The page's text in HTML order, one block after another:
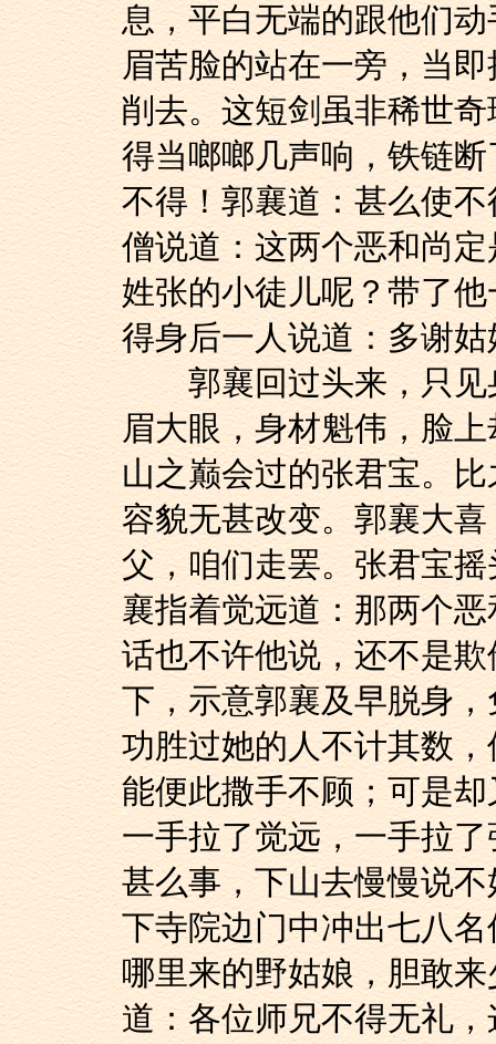
息，平白无端的跟他们
眉苦脸的站在一旁，当
削去。这短剑虽非稀世
得当啷啷几声响，铁链
不得！郭襄道：甚么使
僧说道：这两个恶和尚
姓张的小徒儿呢？带了
得身后一人说道：多谢
郭襄回过头来，只见
眉大眼，身材魁伟，脸
山之巅会过的张君宝。
容貌无甚改变。郭襄大
父，咱们走罢。张君宝
襄指着觉远道：那两个
话也不许他说，还不是
下，示意郭襄及早脱身
功胜过她的人不计其数
能便此撒手不顾；可是
一手拉了觉远，一手拉
甚么事，下山去慢慢说
下寺院边门中冲出七八
哪里来的野姑娘，胆敢
道：各位师兄不得无礼